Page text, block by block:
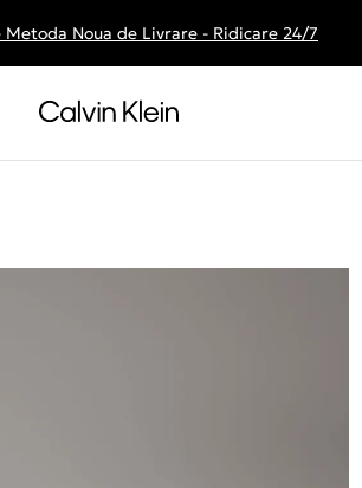
la comenzile de peste 250 RON
Metoda Noua de Livrare - Ridicare 24/7